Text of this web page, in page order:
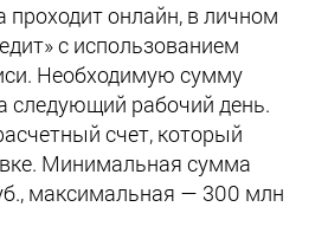
онлайн, в личном
с использованием
Необходимую сумму
следующий рабочий день.
счет, который
Минимальная сумма
максимальная — 300 млн